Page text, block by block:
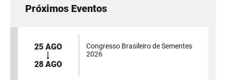
Próximos Eventos
25 AGO
28 AGO
Congresso Brasileiro de Sementes
2026